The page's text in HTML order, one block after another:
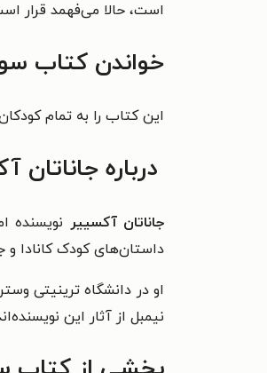
است، حالا می‌فهمد قرار
خواندن کتاب
این کتاب را به تمام
درباره جاناتان
جاناتان آکسییر نویسنده
داستان‌های کودک کانادا و
او در دانشگاه ترینیتی
نیمبل از آثار این